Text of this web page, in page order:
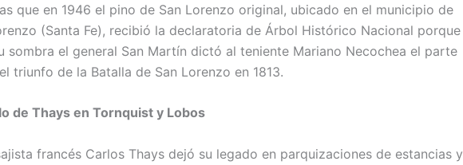
que en 1946 el pino de San Lorenzo original, ubicado en el municipio de
(Santa Fe), recibió la declaratoria de Árbol Histórico Nacional porque
sombra el general San Martín dictó al teniente Mariano Necochea el parte
triunfo de la Batalla de San Lorenzo en 1813.
de Thays en Tornquist y Lobos
francés Carlos Thays dejó su legado en parquizaciones de estancias y